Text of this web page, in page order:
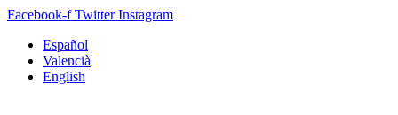
Facebook-f Twitter Instagram
Español
Valencià
English